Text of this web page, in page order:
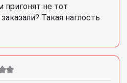
пригонят не тот
Такая наглость